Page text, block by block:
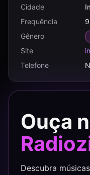
Cidade
Frequência
Gênero
Site
Telefone
Ouça
Descubra